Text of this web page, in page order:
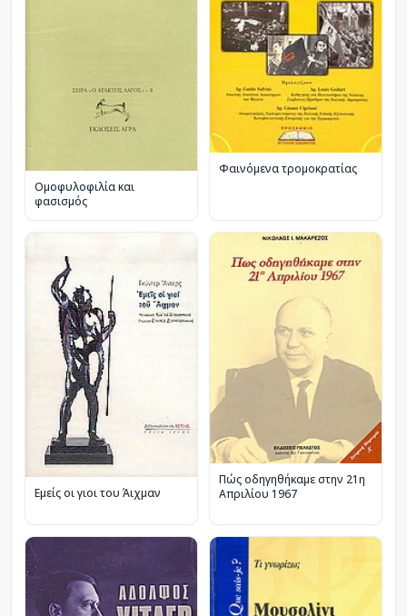
Ομοφυλοφιλία και
φασισμός
Φαινόμενα τρομοκρατίας
Εμείς οι γιοι του Άιχμαν
Πώς οδηγηθήκαμε στην 21η
Απριλίου 1967